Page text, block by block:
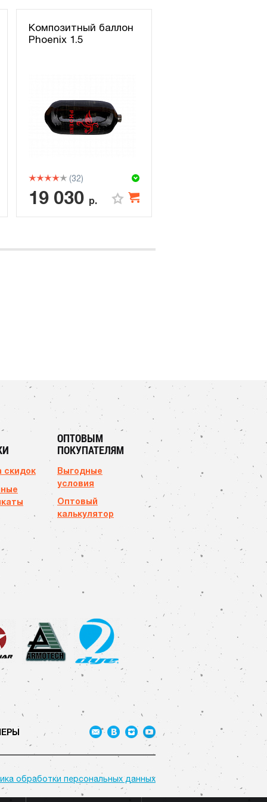
Композитный баллон
Phoenix 1.5
(32)
19 030 р.
скидок
ОПТОВЫМ
ПОКУПАТЕЛЯМ
Выгодные
условия
Оптовый
калькулятор
обработки персональных данных